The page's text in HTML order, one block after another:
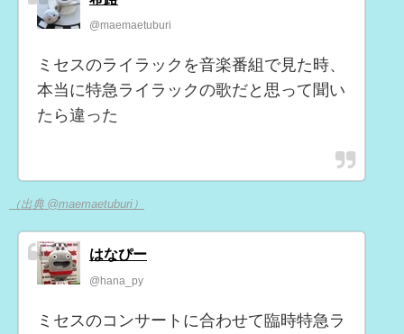
@maemaetuburi
ミセスのライラックを音楽番組で見た時、
本当に特急ライラックの歌だと思って聞い
たら違った
（出典 @maemaetuburi）
はなぴー
@hana_py
ミセスのコンサートに合わせて臨時特急ラ